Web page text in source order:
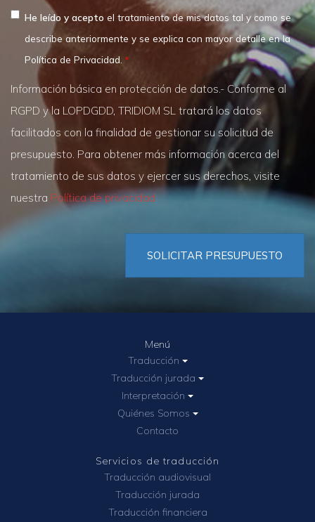
He leído y acepto el tratamiento de mis datos tal y como se
describe anteriormente y se explica con mayor detalle en la
Política de Privacidad.
Información básica en protección de datos.- Conforme al
RGPD y la LOPDGDD, TRIDIOM SL tratará los datos
facilitados con la finalidad de gestionar su solicitud de
presupuesto. Para obtener más información acerca del
tratamiento de sus datos y ejercer sus derechos, visite
nuestra Política de privacidad
SOLICITAR PRESUPUESTO
Menú
Traducción
Traducción jurada
Interpretación
Quiénes Somos
Contacto
Servicios de traducción
Traducción audiovisual
Traducción jurada
Traducción financiera